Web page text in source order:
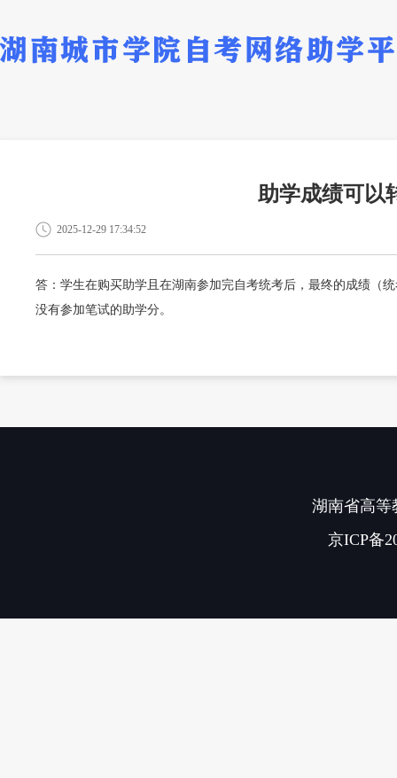
助学成绩可以
2025-12-29 17:34:52
答：学生在购买助学且在湖南参加完自考统考后，最终的成绩（
没有参加笔试的助学分。
湖南省高等
京ICP备